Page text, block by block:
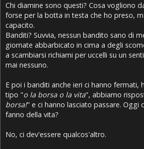
Chi diamine sono questi? Cosa vogliono
forse per la botta in testa che ho preso,
capacito.
Banditi? Suvvia, nessun bandito sano di
giornate abbarbicato in cima a degli
a scambiarsi richiami per uccelli su un
mai nessuno.
E poi i banditi anche ieri ci hanno fermati,
tipo "o la borsa o la vita", abbiamo
borsa!" e ci hanno lasciato passare. Oggi
fanno della vita?
No, ci dev'essere qualcos'altro.